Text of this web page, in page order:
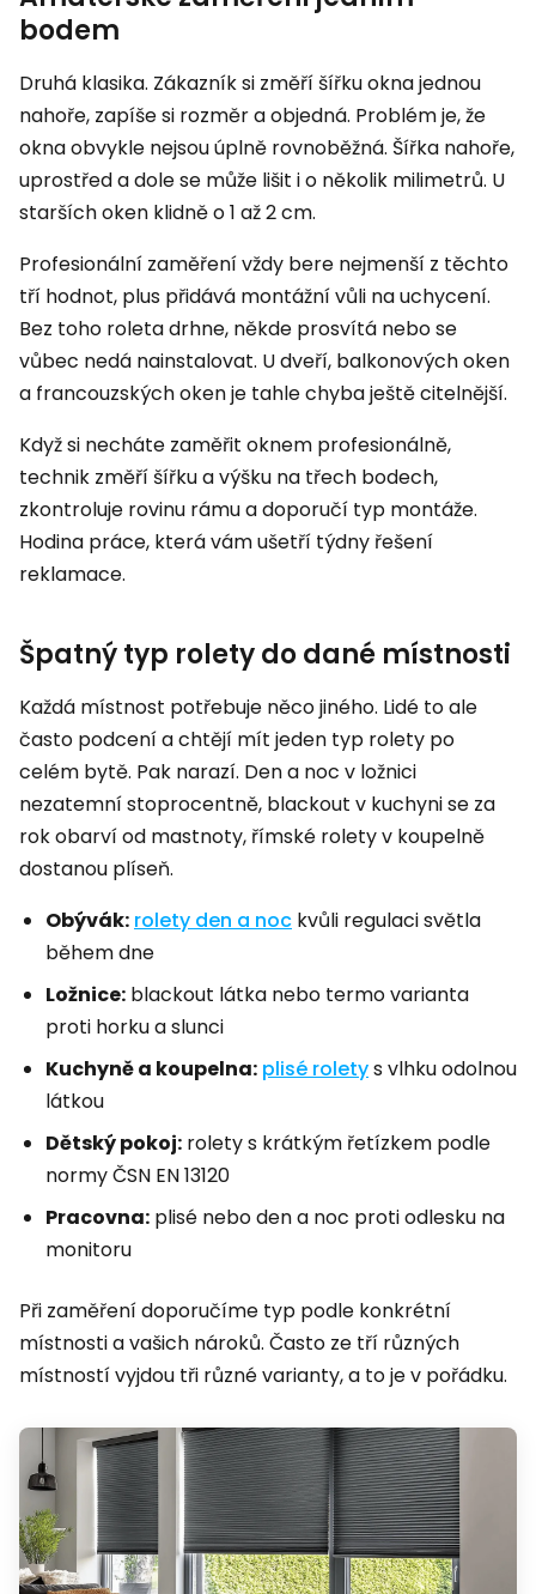
bodem
Druhá klasika. Zákazník si změří šířku okna jednou
nahoře, zapíše si rozměr a objedná. Problém je, že
okna obvykle nejsou úplně rovnoběžná. Šířka nahoře,
uprostřed a dole se může lišit i o několik milimetrů. U
starších oken klidně o 1 až 2 cm.
Profesionální zaměření vždy bere nejmenší z těchto
tří hodnot, plus přidává montážní vůli na uchycení.
Bez toho roleta drhne, někde prosvítá nebo se
vůbec nedá nainstalovat. U dveří, balkonových oken
a francouzských oken je tahle chyba ještě citelnější.
Když si necháte zaměřit oknem profesionálně,
technik změří šířku a výšku na třech bodech,
zkontroluje rovinu rámu a doporučí typ montáže.
Hodina práce, která vám ušetří týdny řešení
reklamace.
Špatný typ rolety do dané místnosti
Každá místnost potřebuje něco jiného. Lidé to ale
často podcení a chtějí mít jeden typ rolety po
celém bytě. Pak narazí. Den a noc v ložnici
nezatemní stoprocentně, blackout v kuchyni se za
rok obarví od mastnoty, římské rolety v koupelně
dostanou plíseň.
Obývák: rolety den a noc kvůli regulaci světla
během dne
Ložnice: blackout látka nebo termo varianta
proti horku a slunci
Kuchyně a koupelna: plisé roletys vlhku odolnou
látkou
Dětský pokoj: rolety s krátkým řetízkem podle
normy ČSN EN 13120
Pracovna: plisé nebo den a noc proti odlesku na
monitoru
Při zaměření doporučíme typ podle konkrétní
místnosti a vašich nároků. Často ze tří různých
místností vyjdou tři různé varianty, a to je v pořádku.